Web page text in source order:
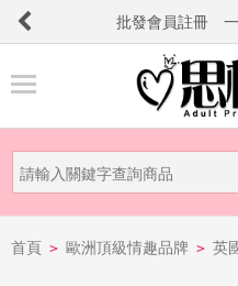
批發會員註冊
品
新
品
首頁 > 歐洲頂級情趣品牌 > 英